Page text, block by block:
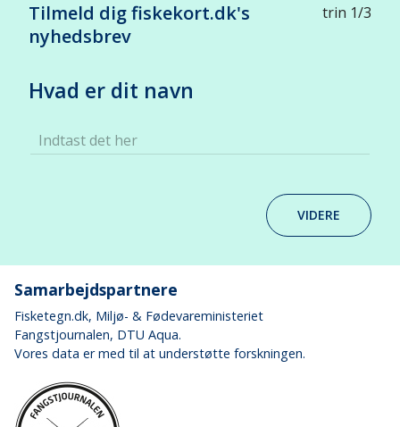
Tilmeld dig fiskekort.dk's
nyhedsbrev
trin 1/3
Hvad er dit navn
Indtast det her
VIDERE
Samarbejdspartnere
Fisketegn.dk, Miljø- & Fødevareministeriet
Fangstjournalen, DTU Aqua.
Vores data er med til at understøtte forskningen.